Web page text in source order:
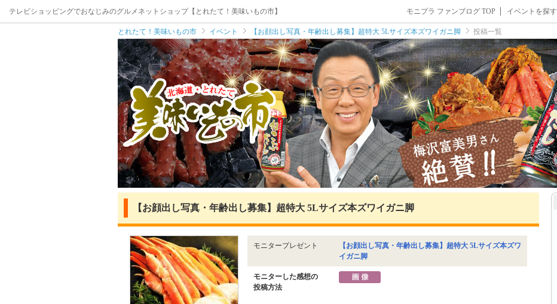
テレビショッピングでおなじみのグルメネットショップ【とれたて！美味いもの市】 モニプラ ファンブログ TOP イベントを探す
とれたて！美味いもの市 イベント 【お顔出し写真・年齢出し募集】超特大 5Lサイズ本ズワイガニ脚 投稿一覧
【お顔出し写真・年齢出し募集】超特大 5Lサイズ本ズワイガニ脚
モニタープレゼント
【お顔出し写真・年齢出し募集】超特大 5Lサイズ本ズワ
イガニ脚
モニターした感想の
投稿方法